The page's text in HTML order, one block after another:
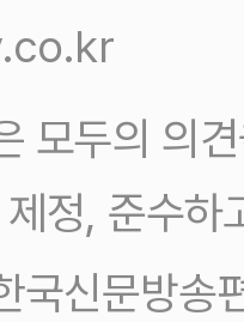
모두의 의
정, 준수하
국신문방송